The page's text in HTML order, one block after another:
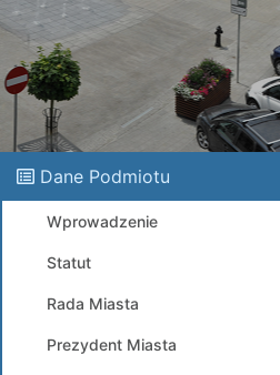
Dane Podmiotu
Wprowadzenie
Statut
Rada Miasta
Prezydent Miasta